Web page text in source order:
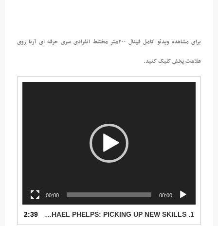
برای مشاهده ویدئو کامل فینال ۲۰۰متر مختلط انفرادی سری حرفه ای آرنا روی
علامت پخش کلیک کنید.
00:00
00:00
1.
THE EVOLUTION OF MICHAEL PHELPS: PICKING UP NEW SKILLS
2:39